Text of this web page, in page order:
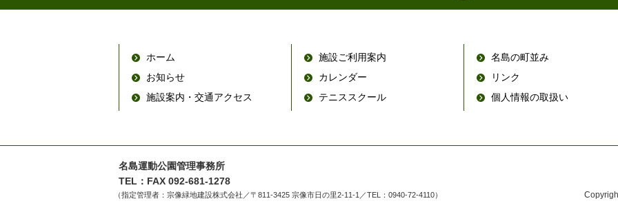
ホーム
お知らせ
施設案内・交通アクセス
施設ご利用案内
カレンダー
テニススクール
名島の町並み
リンク
個人情報の取扱い
名島運動公園管理事務所
TEL：FAX 092-681-1278
（指定管理者：宗像緑地建設株式会社／〒811-3425 宗像市日の里2-11-1／TEL：0940-72-4110）